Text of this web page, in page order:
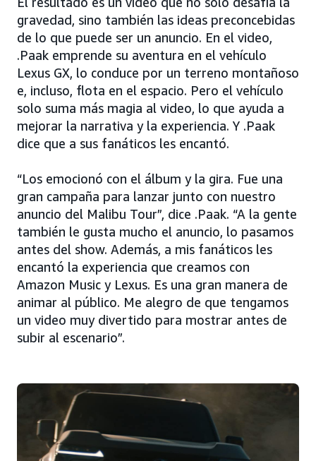
gravedad, sino también las ideas preconcebidas
de lo que puede ser un anuncio. En el video,
.Paak emprende su aventura en el vehículo
Lexus GX, lo conduce por un terreno montañoso
e, incluso, flota en el espacio. Pero el vehículo
solo suma más magia al video, lo que ayuda a
mejorar la narrativa y la experiencia. Y .Paak
dice que a sus fanáticos les encantó.
“Los emocionó con el álbum y la gira. Fue una
gran campaña para lanzar junto con nuestro
anuncio del Malibu Tour”, dice .Paak. “A la gente
también le gusta mucho el anuncio, lo pasamos
antes del show. Además, a mis fanáticos les
encantó la experiencia que creamos con
Amazon Music y Lexus. Es una gran manera de
animar al público. Me alegro de que tengamos
un video muy divertido para mostrar antes de
subir al escenario”.